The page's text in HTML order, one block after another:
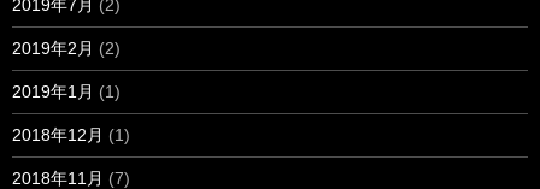
2019年7月 (2)
2019年2月 (2)
2019年1月 (1)
2018年12月 (1)
2018年11月 (7)